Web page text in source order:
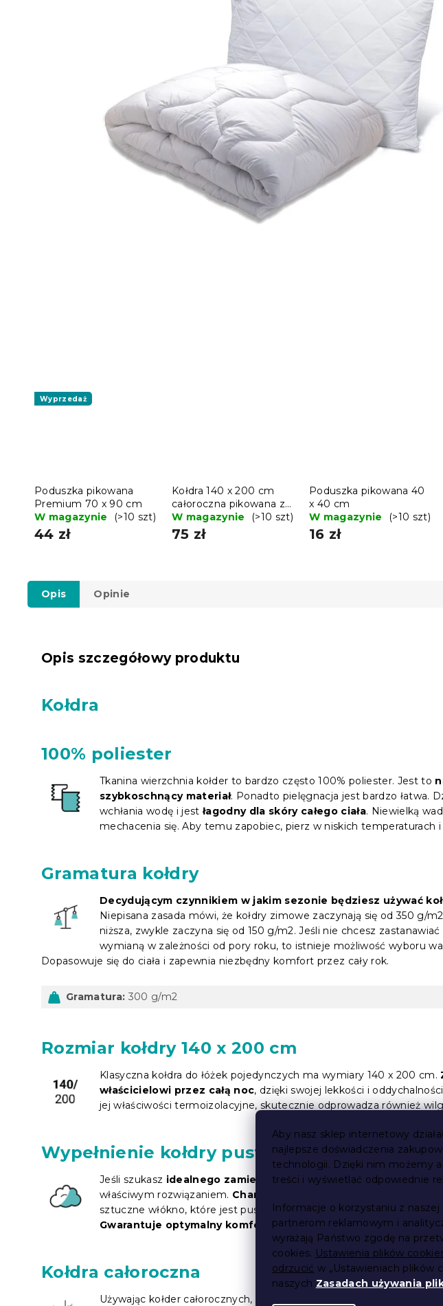
Aby nasz sklep internetowy
najlepsze doświadczenia
technologii. Dzięki nim możemy
treści i wyświetlać odpowiednie
Informacje o korzystaniu z
partnerom reklamowym i
wyrażają Państwo zgodę na
cookies. Ustawienia plików
odrzucić w „Ustawieniach plików
naszych Zasadach używania
Wyprzedaż
Poduszka pikowana
Premium 70 x 90 cm
W magazynie
(>10 szt)
44 zł
Kołdra 140 x 200 cm
całoroczna pikowana z
poduszką BASIC 70 x
90 cm
W magazynie (>10 szt)
75 zł
Poduszka pikowana 40
x 40 cm
W magazynie
(>10 szt)
16 zł
Opis Opinie
Opis szczegółowy produktu
Kołdra
100% poliester
Tkanina wierzchnia kołder to bardzo często 100% poliester. Jest to
szybkoschnący materiał. Ponadto pielęgnacja jest bardzo łatwa.
wchłania wodę i jest łagodny dla skóry całego ciała. Niewielką
mechacenia się. Aby temu zapobiec, pierz w niskich temperaturach
Gramatura kołdry
Decydującym czynnikiem w jakim sezonie będziesz używać
Niepisana zasada mówi, że kołdry zimowe zaczynają się od 350 g/
niższa, zwykle zaczyna się od 150 g/m2. Jeśli nie chcesz zastanawiać
wymianą w zależności od pory roku, to istnieje możliwość wyboru
Dopasowuje się do ciała i zapewnia niezbędny komfort przez cały rok.
Gramatura: 300 g/m2
Rozmiar kołdry 140 x 200 cm
Klasyczna kołdra do łóżek pojedynczych ma wymiary 140 x 200 cm.
właścicielowi przez całą noc, dzięki swojej lekkości i
jej właściwości termoizolacyjne, skutecznie odprowadza również
Wypełnienie kołdry puste włókno
Jeśli szukasz idealnego zamiennika pierza, to wypełnienie z
właściwym rozwiązaniem. Charakteryzuje się niesamowitą
sztuczne włókno, które jest puste w środku, więc jest naprawdę
Gwarantuje optymalny komfort termiczny i spokojną noc.
Kołdra całoroczna
Używając kołder całorocznych, nie potrzebujesz dużej przestrzeni